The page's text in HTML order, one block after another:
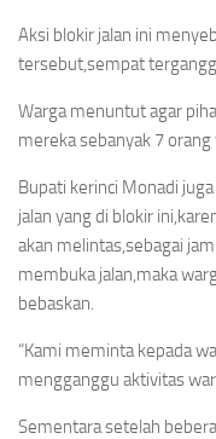
Aksi blokir jalan ini
tersebut,sempat
Warga menuntut agar
mereka sebanyak 7
Bupati kerinci Monadi
jalan yang di blokir
akan melintas,sebagai
membuka jalan,maka
bebaskan.
“Kami meminta kepada
mengganggu aktivitas
Sementara setelah